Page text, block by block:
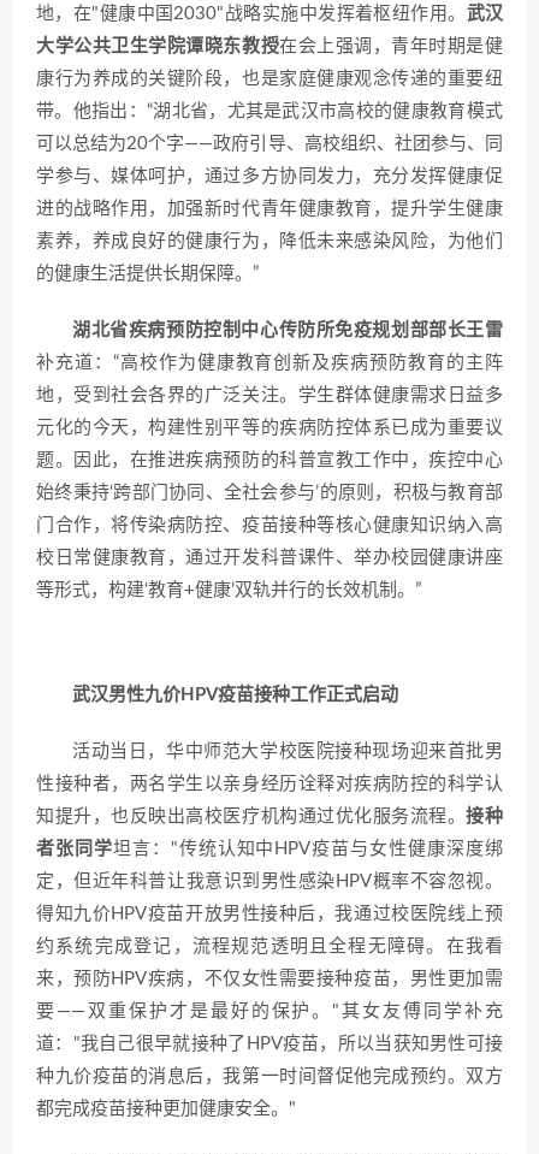
地，在"健康中国2030"战略实施中发挥着枢纽作用。 武汉
大学公共卫生学院谭晓东教授在会上强调，青年时期是健
康行为养成的关键阶段，也是家庭健康观念传递的重要纽
带。他指出：“湖北省，尤其是武汉市高校的健康教育模式
可以总结为20个字——政府引导、高校组织、社团参与、同
学参与、媒体呵护，通过多方协同发力，充分发挥健康促
进的战略作用，加强新时代青年健康教育，提升学生健康
素养，养成良好的健康行为，降低未来感染风险，为他们
的健康生活提供长期保障。”
湖北省疾病预防控制中心传防所免疫规划部部长王雷
补充道：“高校作为健康教育创新及疾病预防教育的主阵
地，受到社会各界的广泛关注。学生群体健康需求日益多
元化的今天，构建性别平等的疾病防控体系已成为重要议
题。因此，在推进疾病预防的科普宣教工作中，疾控中心
始终秉持‘跨部门协同、全社会参与’的原则，积极与教育部
门合作，将传染病防控、疫苗接种等核心健康知识纳入高
校日常健康教育，通过开发科普课件、举办校园健康讲座
等形式，构建‘教育+健康’双轨并行的长效机制。”
武汉男性九价HPV疫苗接种工作正式启动
活动当日，华中师范大学校医院接种现场迎来首批男
性接种者，两名学生以亲身经历诠释对疾病防控的科学认
知提升，也反映出高校医疗机构通过优化服务流程。接种
者张同学坦言："传统认知中HPV疫苗与女性健康深度绑
定，但近年科普让我意识到男性感染HPV概率不容忽视。
得知九价HPV疫苗开放男性接种后，我通过校医院线上预
约系统完成登记，流程规范透明且全程无障碍。在我看
来，预防HPV疾病，不仅女性需要接种疫苗，男性更加需
要——双重保护才是最好的保护。"其女友傅同学补充
道："我自己很早就接种了HPV疫苗，所以当获知男性可接
种九价疫苗的消息后，我第一时间督促他完成预约。双方
都完成疫苗接种更加健康安全。"